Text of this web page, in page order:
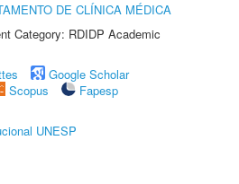
DE CLÍNICA MÉDICA
Category: RDIDP Academic
Google Scholar
Scopus
Fapesp
UNESP